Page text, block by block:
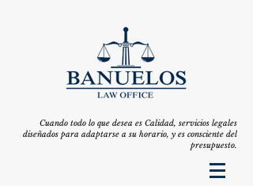
Cuando todo lo que desea es Calidad, servicios legales
diseñados para adaptarse a su horario, y es consciente del
presupuesto.